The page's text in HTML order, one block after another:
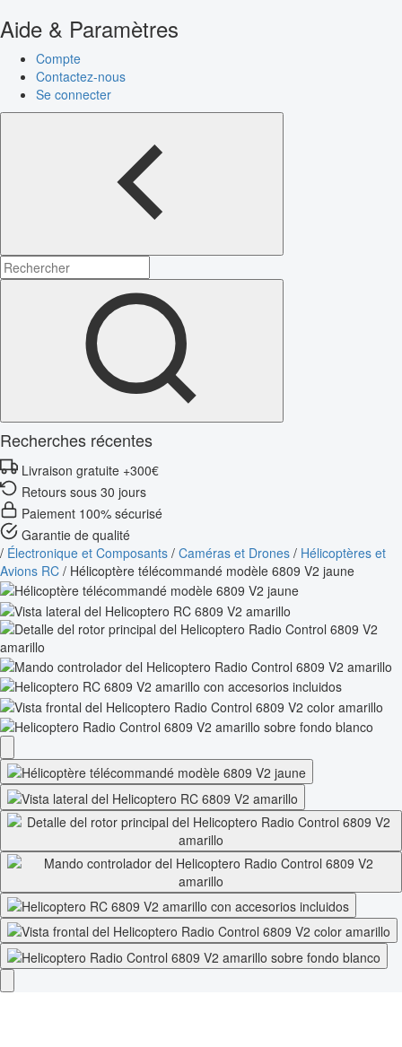
Aide & Paramètres
Compte
Contactez-nous
Se connecter
Recherches récentes
Livraison gratuite +300€
Retours sous 30 jours
Paiement 100% sécurisé
Garantie de qualité
/ Électronique et Composants / Caméras et Drones / Hélicoptères et
Avions RC / Hélicoptère télécommandé modèle 6809 V2 jaune